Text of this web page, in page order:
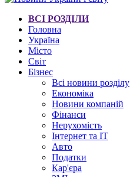
ВСІ РОЗДІЛИ
Головна
Україна
Місто
Світ
Бізнес
Всі новини розділу
Економіка
Новини компаній
Фінанси
Нерухомість
Інтернет та IT
Авто
Податки
Кар'єра